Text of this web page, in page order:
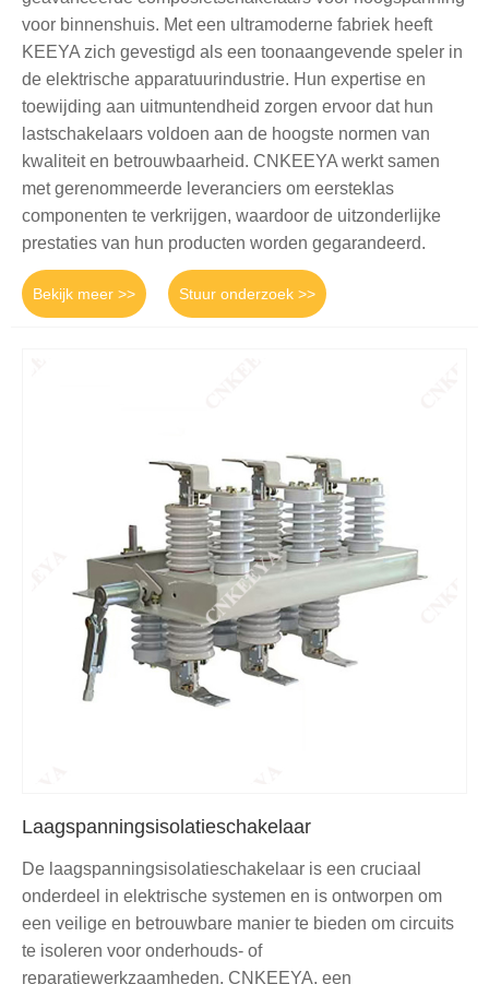
voor binnenshuis. Met een ultramoderne fabriek heeft
KEEYA zich gevestigd als een toonaangevende speler in
de elektrische apparatuurindustrie. Hun expertise en
toewijding aan uitmuntendheid zorgen ervoor dat hun
lastschakelaars voldoen aan de hoogste normen van
kwaliteit en betrouwbaarheid. CNKEEYA werkt samen
met gerenommeerde leveranciers om eersteklas
componenten te verkrijgen, waardoor de uitzonderlijke
prestaties van hun producten worden gegarandeerd.
Bekijk meer >> Stuur onderzoek >>
Laagspanningsisolatieschakelaar
De laagspanningsisolatieschakelaar is een cruciaal
onderdeel in elektrische systemen en is ontworpen om
een ​​veilige en betrouwbare manier te bieden om circuits
te isoleren voor onderhouds- of
reparatiewerkzaamheden. CNKEEYA, een